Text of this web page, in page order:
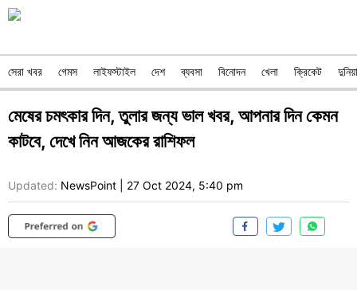
সেরা খবর গেমস লাইফস্টাইল দেশ ব্যবসা বিনোদন খেলা ক্রিকেট দুনিয়া
মেষের চমৎকার দিন, তুলার জন্য ভাল খবর, আপনার দিন কেমন
কাটবে, দেখে নিন আজকের রাশিফল
Updated: NewsPoint 27 Oct 2024, 5:40 pm